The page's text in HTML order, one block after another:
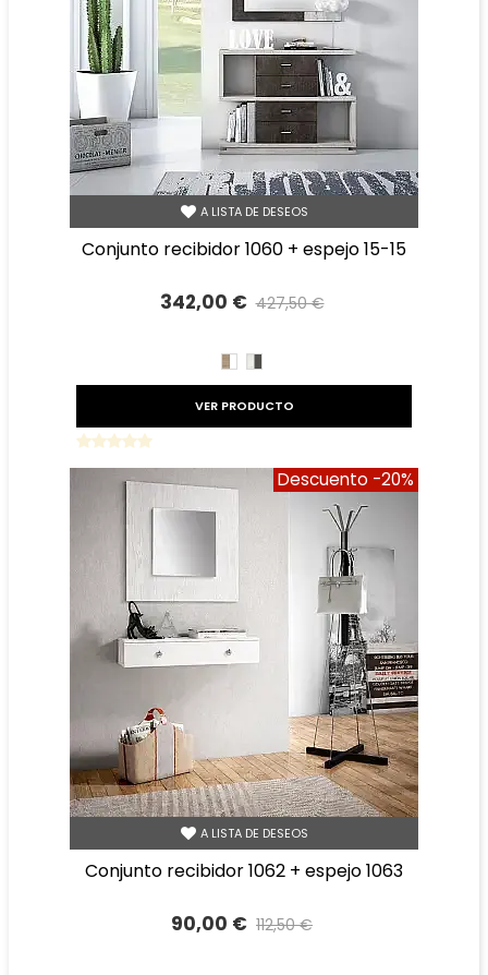
A LISTA DE DESEOS
conjunto recibidor 1060 + espejo 15-15
342,00 € 427,50 €
CAMBRIAN/BLANCO
TIBET
VER PRODUCTO
Descuento -20%
A LISTA DE DESEOS
conjunto recibidor 1062 + espejo 1063
90,00 € 112,50 €